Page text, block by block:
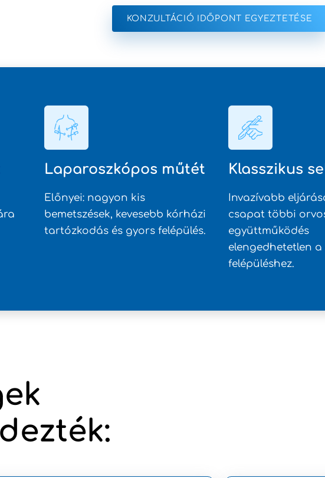
KONZULTÁCIÓ IDŐPONT EGYEZTETÉSE
Laparoszkópos műtét
Előnyei: nagyon kis
bemetszések, kevesebb kórházi
tartózkodás és gyors felépülés.
Klasszikus
Invazívabb
csapat többi
együttműködés
elengedhetetlen a
felépüléshez.